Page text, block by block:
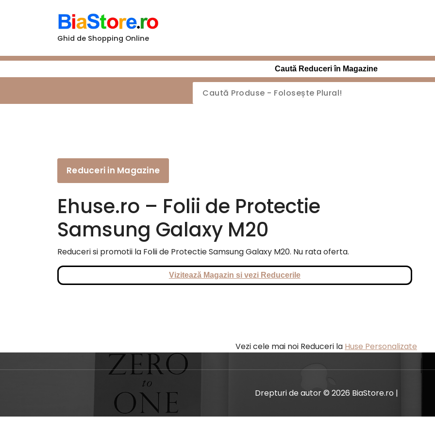
Ghid de Shopping Online
Caută Reduceri în Magazine
Reduceri in Magazine
Ehuse.ro – Folii de Protectie
Samsung Galaxy M20
Reduceri si promotii la Folii de Protectie Samsung Galaxy M20. Nu rata oferta.
Vizitează Magazin si vezi Reducerile
Vezi cele mai noi Reduceri la Huse Personalizate
Drepturi de autor © 2026 BiaStore.ro |